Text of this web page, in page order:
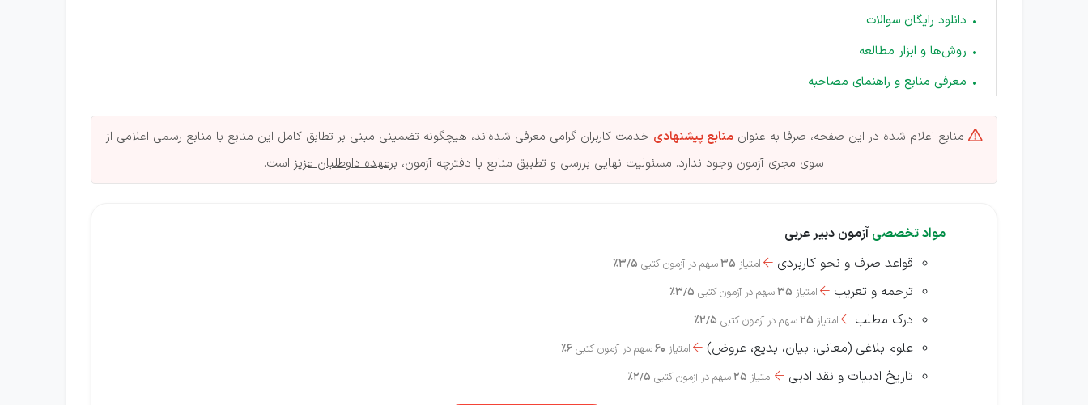
دانلود رایگان سوالات
روش‌ها و ابزار مطالعه
معرفی منابع و راهنمای مصاحبه
 منابع اعلام شده در این صفحه، صرفا به عنوان منابع پیشنهادی خدمت کاربران گرامی معرفی شده‌اند، هیچگونه تضمینی مبنی بر تطابق کامل این منابع با منابع رسمی اعلامی از
سوی مجری آزمون وجود ندارد. مسئولیت نهایی بررسی و تطبیق منابع با دفترچه آزمون، برعهده داوطلبان عزیز است.
مواد تخصصی آزمون دبیر عربی
قواعد صرف و نحو کاربردی  امتیاز 35سهم در آزمون کتبی 3/5%
ترجمه و تعریب  امتیاز 35سهم در آزمون کتبی 3/5%
درک مطلب  امتیاز 25سهم در آزمون کتبی 2/5%
علوم بلاغی (معانی، بیان، بدیع، عروض)  امتیاز 60سهم در آزمون کتبی 6%
تاریخ ادبیات و نقد ادبی  امتیاز 25سهم در آزمون کتبی 2/5%